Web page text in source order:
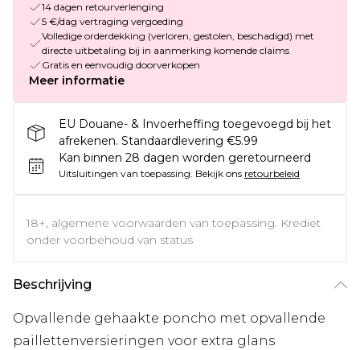
14 dagen retourverlenging
5 €/dag vertraging vergoeding
Volledige orderdekking (verloren, gestolen, beschadigd) met
directe uitbetaling bij in aanmerking komende claims
Gratis en eenvoudig doorverkopen
Meer informatie
EU Douane- & Invoerheffing toegevoegd bij het
afrekenen. Standaardlevering €5.99
Kan binnen 28 dagen worden geretourneerd
Uitsluitingen van toepassing. Bekijk ons retourbeleid
18+, algemene voorwaarden van toepassing. Krediet
onder voorbehoud van status
Beschrijving
Opvallende gehaakte poncho met opvallende
paillettenversieringen voor extra glans